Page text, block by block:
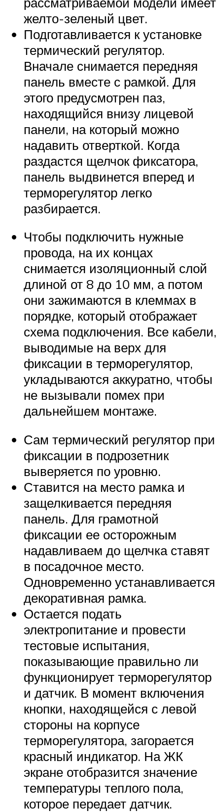
желто-зеленый цвет.
Подготавливается к установке
термический регулятор.
Вначале снимается передняя
панель вместе с рамкой. Для
этого предусмотрен паз,
находящийся внизу лицевой
панели, на который можно
надавить отверткой. Когда
раздастся щелчок фиксатора,
панель выдвинется вперед и
терморегулятор легко
разбирается.
Чтобы подключить нужные
провода, на их концах
снимается изоляционный слой
длиной от 8 до 10 мм, а потом
они зажимаются в клеммах в
порядке, который отображает
схема подключения. Все кабели,
выводимые на верх для
фиксации в терморегулятор,
укладываются аккуратно, чтобы
не вызывали помех при
дальнейшем монтаже.
Сам термический регулятор при
фиксации в подрозетник
выверяется по уровню.
Ставится на место рамка и
защелкивается передняя
панель. Для грамотной
фиксации ее осторожным
надавливаем до щелчка ставят
в посадочное место.
Одновременно устанавливается
декоративная рамка.
Остается подать
электропитание и провести
тестовые испытания,
показывающие правильно ли
функционирует терморегулятор
и датчик. В момент включения
кнопки, находящейся с левой
стороны на корпусе
терморегулятора, загорается
красный индикатор. На ЖК
экране отобразится значение
температуры теплого пола,
которое передает датчик.